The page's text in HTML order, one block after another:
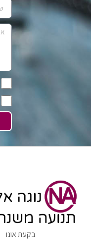
בקעת אונו